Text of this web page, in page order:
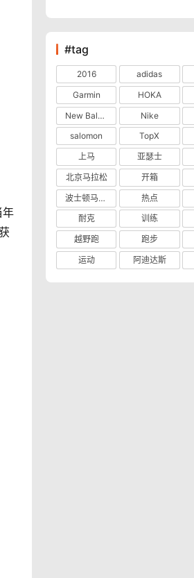
年
#tag
2016 adidas
Garmin
HOKA
New Balance
Nike
salomon
TopX
上马
亚瑟士
北京马拉松
开箱
波士顿马拉松
热点
耐克
训练
越野跑
跑步
运动
阿迪达斯